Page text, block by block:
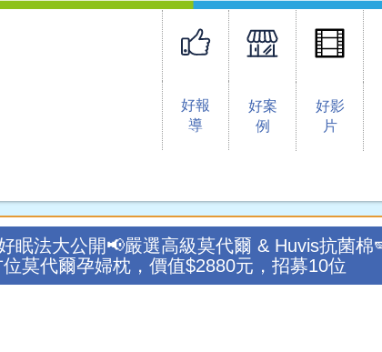
好報
導
好案
例
好影
片
眠法大公開📢嚴選高級莫代爾 & Huvis抗菌
莫代爾孕婦枕，價值$2880元，招募10位